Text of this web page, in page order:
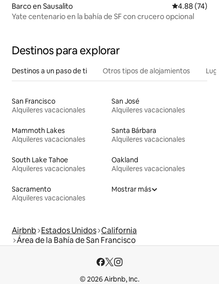
Barco en Sausalito Calificación
4.88 (74)
Yate centenario en la bahía de SF con crucero opcional
Destinos para explorar
Destinos a un paso de ti Otros tipos de alojamientos
San Francisco
Alquileres vacacionales
San José
Alquileres vacacionales
Mammoth Lakes
Alquileres vacacionales
Santa Bárbara
Alquileres vacacionales
South Lake Tahoe
Alquileres vacacionales
Oakland
Alquileres vacacionales
Sacramento
Alquileres vacacionales
Mostrar más
Airbnb Estados Unidos California
Área de la Bahía de San Francisco
© 2026 Airbnb, Inc.